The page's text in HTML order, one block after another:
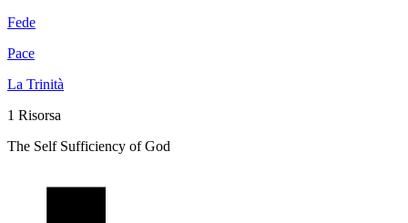
Fede
Pace
La Trinità
1 Risorsa
The Self Sufficiency of God